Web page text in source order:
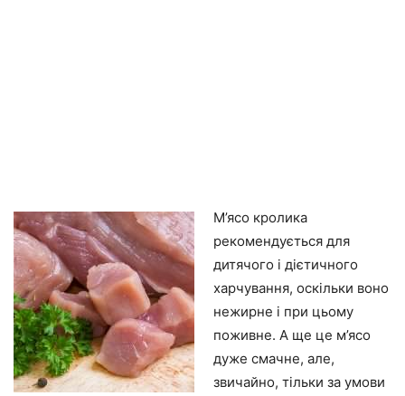
М’ясо кролика
рекомендується для
дитячого і дієтичного
харчування, оскільки воно
нежирне і при цьому
поживне. А ще це м’ясо
дуже смачне, але,
звичайно, тільки за умови